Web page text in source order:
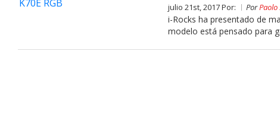
julio 21st, 2017 Por: PorPaolo
i-Rocks ha presentado de
modelo está pensado para